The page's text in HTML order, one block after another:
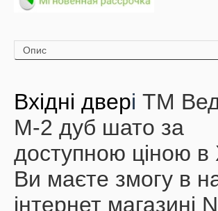
Опис
Вхідні двері ТМ
М-2 дуб шато за
доступною ціною в
Ви маєте змогу в
інтернет магазині